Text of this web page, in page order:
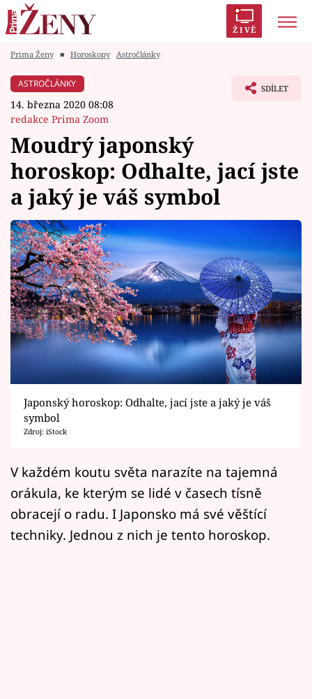
ŽIVĚ
Módní alarm
Témata
Celebrity
Vztahy
Seriály
Horoskopy
Sledujte prima+
Filmový festival Karlovy Vary
Pořady
Přihlášení
Sledujte nás
Prima Ženy ■ Horoskopy Astročlánky
ASTROČLÁNKY
14. března 2020 08:08
redakce Prima Zoom
SDÍLET
Moudrý japonský
horoskop: Odhalte, jací jste
a jaký je váš symbol
Japonský horoskop: Odhalte, jací jste a jaký je váš
symbol
Zdroj: iStock
V každém koutu světa narazíte na tajemná
orákula, ke kterým se lidé v časech tísně
obracejí o radu. I Japonsko má své věštící
techniky. Jednou z nich je tento horoskop.